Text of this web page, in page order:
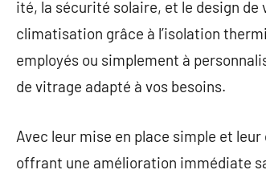
ité, la sécurité solaire, et le design de
climatisation grâce à l’isolation
employés ou simplement à
de vitrage adapté à vos besoins.
Avec leur mise en place simple et
offrant une amélioration immédiate